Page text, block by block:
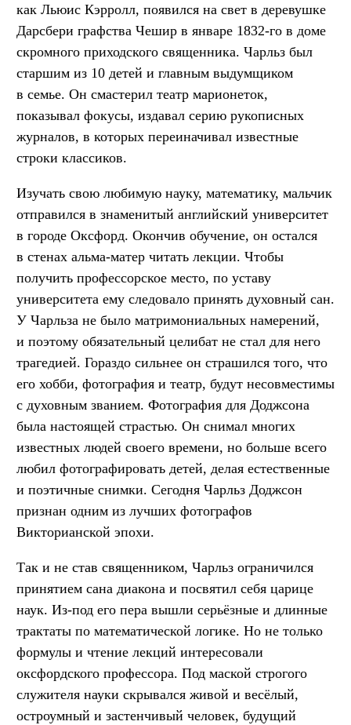
как Льюис Кэрролл, появился на свет в деревушке
Дарсбери графства Чешир в январе 1832-го в доме
скромного приходского священника. Чарльз был
старшим из 10 детей и главным выдумщиком
в семье. Он смастерил театр марионеток,
показывал фокусы, издавал серию рукописных
журналов, в которых переиначивал известные
строки классиков.
Изучать свою любимую науку, математику, мальчик
отправился в знаменитый английский университет
в городе Оксфорд. Окончив обучение, он остался
в стенах альма-матер читать лекции. Чтобы
получить профессорское место, по уставу
университета ему следовало принять духовный сан.
У Чарльза не было матримониальных намерений,
и поэтому обязательный целибат не стал для него
трагедией. Гораздо сильнее он страшился того, что
его хобби, фотография и театр, будут несовместимы
с духовным званием. Фотография для Доджсона
была настоящей страстью. Он снимал многих
известных людей своего времени, но больше всего
любил фотографировать детей, делая естественные
и поэтичные снимки. Сегодня Чарльз Доджсон
признан одним из лучших фотографов
Викторианской эпохи.
Так и не став священником, Чарльз ограничился
принятием сана диакона и посвятил себя царице
наук. Из-под его пера вышли серьёзные и длинные
трактаты по математической логике. Но не только
формулы и чтение лекций интересовали
оксфордского профессора. Под маской строгого
служителя науки скрывался живой и весёлый,
остроумный и застенчивый человек, будущий